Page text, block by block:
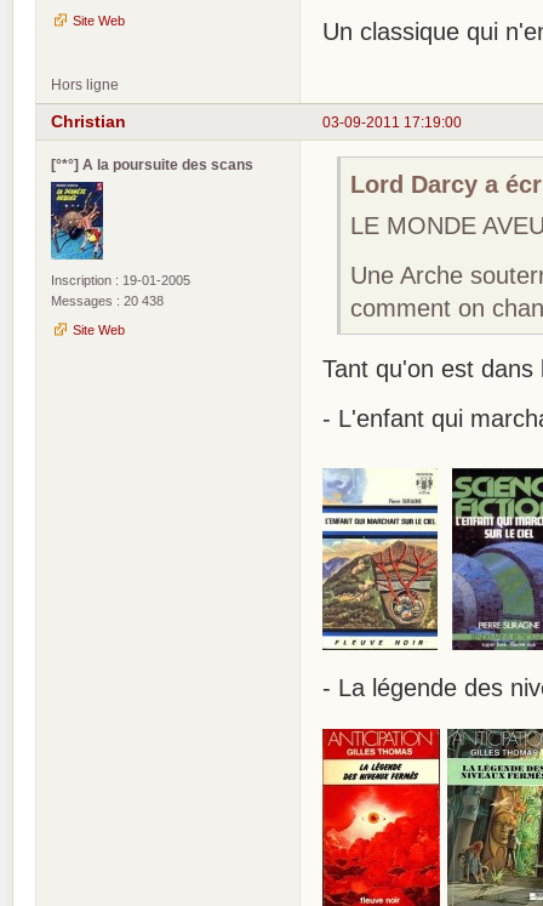
Site Web
Un classique qui
Hors ligne
03-09-2011 17:19:00
Christian
[°*°] A la poursuite des scans
Inscription : 19-01-2005
Messages : 20 438
Site Web
Lord Darcy a
LE MONDE
Une Arche
comment on
Tant qu'on est
- L'enfant qui
- La légende des